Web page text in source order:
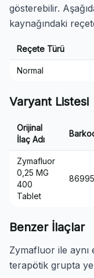
gösterebilir.
kaynağındaki
Reçete Türü
Normal
Varyant Listesi
Orijinal
İlaç Adı
Zymafluor
0,25 MG
400
Tablet
Benzer İlaçlar
Zymafluor ile aynı
terapötik grupta